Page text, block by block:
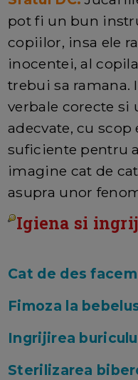
pot fi un bun
copiilor, insa ele
inocentei, al
trebui sa ramana.
verbale corecte
adecvate, cu
suficiente pentru
imagine cat de
asupra unor
Igiena si
Cat de des
Fimoza la
Ingrijirea
Sterilizarea